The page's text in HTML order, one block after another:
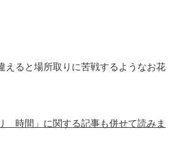
えると場所取りに苦戦するようなお花
時間」に関する記事も併せて読みま